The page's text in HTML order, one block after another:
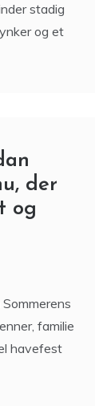
stadig
og et
der
og
familie
havefest